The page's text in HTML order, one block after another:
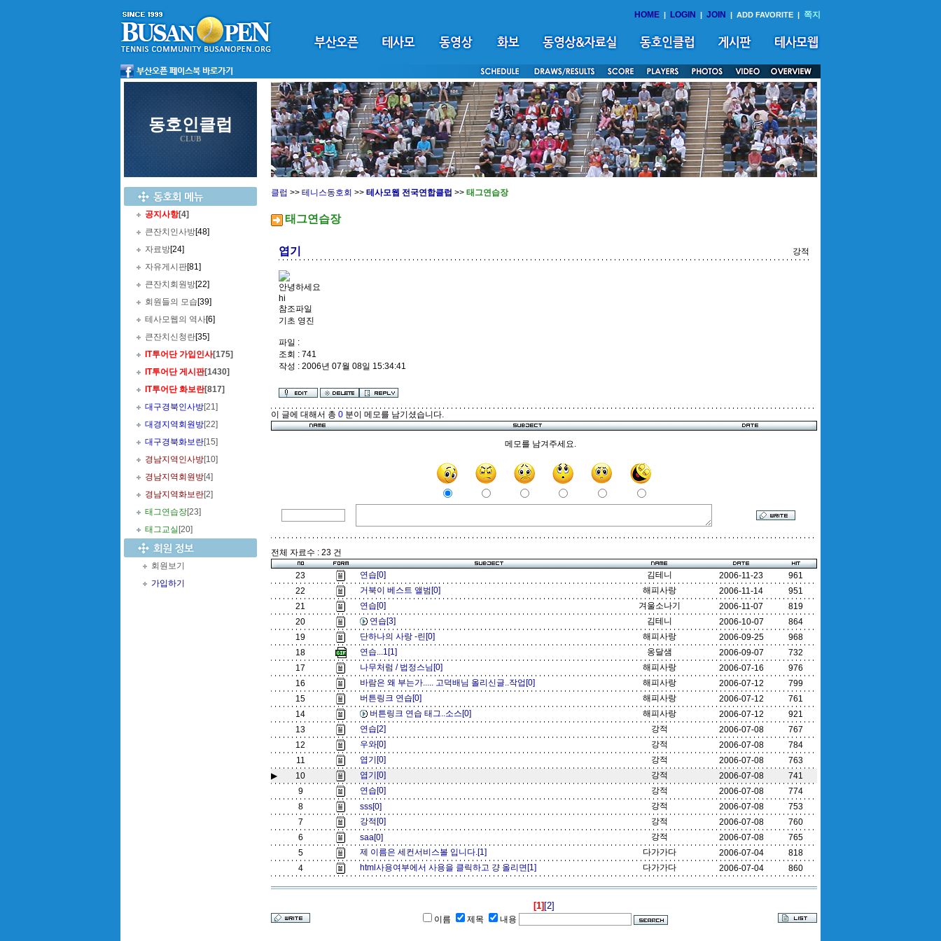
HOME | LOGIN | JOIN | ADD FAVORITE | 쪽지
동호인클럽
CLUB
공지사항[4]
큰잔치인사방[48]
자료방[24]
자유게시판[81]
큰잔치회원방[22]
회원들의 모습[39]
테사모웹의 역사[6]
큰잔치신청란[35]
IT투어단 가입인사[175]
IT투어단 게시판[1430]
IT투어단 화보란[817]
대구경북인사방[21]
대경지역회원방[22]
대구경북화보란[15]
경남지역인사방[10]
경남지역회원방[4]
경남지역화보란[2]
태그연습장[23]
태그교실 [20]
회원보기
가입하기
클럽 >> 테니스동호회 >> 테사모웹 전국연합클럽 >> 태그연습장
태그연습장
엽기 강적
안녕하세요
hi
참조파일
기초 영진
파일 :
조회 : 741
작성 : 2006년 07월 08일 15:34:41
이 글에 대해서 총 0 분이 메모를 남기셨습니다.
메모를 남겨주세요.
전체 자료수 : 23 건
23 연습[0] 김테니 2006-11-23
961
22
거북이 베스트 앨범[0] 해피사랑 2006-11-14
951
21
연습[0] 겨울소나기 2006-11-07
819
20
연습[3] 김테니 2006-10-07
864
19
단하나의 사랑 -린[0] 해피사랑 2006-09-25
968
18
연습...1[1] 옹달샘 2006-09-07
732
17
나무처럼 / 법정스님[0] 해피사랑 2006-07-16
976
16
바람은 왜 부는가..... 고덕배님 올리신글..작업[0] 해피사랑 2006-07-12
799
15
버튼링크 연습[0] 해피사랑 2006-07-12
761
14
버튼링크 연습 태그..소스[0] 해피사랑 2006-07-12
921
13
연습[2] 강적 2006-07-08
767
12
우와[0] 강적 2006-07-08
784
11
엽기[0] 강적 2006-07-08
763
▶
10 엽기[0] 강적 2006-07-08
741
9
연습[0] 강적 2006-07-08
774
8
sss[0] 강적 2006-07-08
753
7
강적[0] 강적 2006-07-08
760
6
saa[0] 강적 2006-07-08
765
5
제 이름은 세컨서비스볼 입니다.[1] 다가가다 2006-07-04
818
4
html사용여부에서 사용을 클릭하고 걍 올리면[1] 다가가다 2006-07-04 860
[1] [2]
이름 제목 내용